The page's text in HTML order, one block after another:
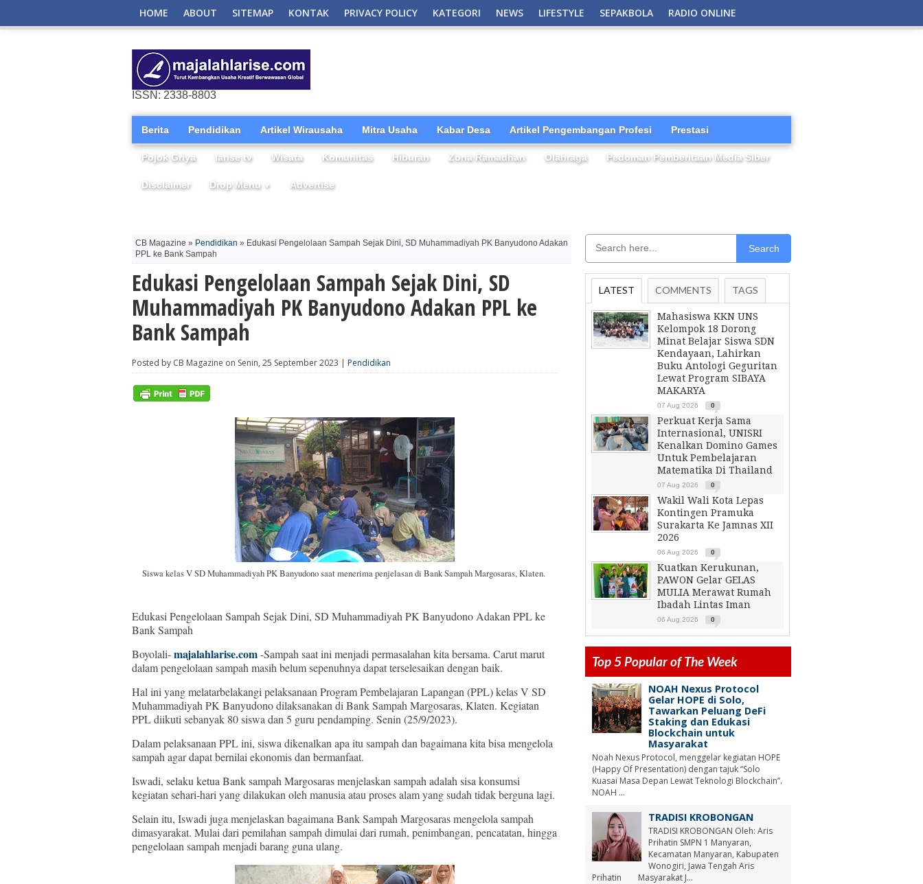
HOME ABOUT SITEMAP KONTAK PRIVACY POLICY KATEGORI NEWS LIFESTYLE SEPAKBOLA RADIO ONLINE
ISSN: 2338-8803
Berita Pendidikan Artikel Wirausaha Mitra Usaha Kabar Desa Artikel Pengembangan Profesi Prestasi
Pojok Griya larise tv Wisata Komunitas Hiburan Zona Ramadhan Olahraga Pedoman Pemberitaan Media Siber
Disclaimer Drop Menu ▼ Advertise
CB Magazine » Pendidikan » Edukasi Pengelolaan Sampah Sejak Dini, SD Muhammadiyah PK Banyudono Adakan
PPL ke Bank Sampah
Edukasi Pengelolaan Sampah Sejak Dini, SD
Muhammadiyah PK Banyudono Adakan PPL ke
Bank Sampah
Posted by CB Magazine on Senin, 25 September 2023 | Pendidikan
Siswa kelas V SD Muhammadiyah PK Banyudono saat menerima penjelasan di Bank Sampah Margosaras, Klaten.
Edukasi Pengelolaan Sampah Sejak Dini, SD Muhammadiyah PK Banyudono Adakan PPL ke
Bank Sampah
Boyolali-majalahlarise.com-Sampah saat ini menjadi permasalahan kita bersama. Carut marut
dalam pengelolaan sampah masih belum sepenuhnya dapat terselesaikan dengan baik.
Hal ini yang melatarbelakangi pelaksanaan Program Pembelajaran Lapangan (PPL) kelas V SD
Muhammadiyah PK Banyudono dilaksanakan di Bank Sampah Margosaras, Klaten. Kegiatan
PPL diikuti sebanyak 80 siswa dan 5 guru pendamping. Senin (25/9/2023).
Dalam pelaksanaan PPL ini, siswa dikenalkan apa itu sampah dan bagaimana kita bisa mengelola
sampah agar dapat bernilai ekonomis dan bermanfaat.
Iswadi, selaku ketua Bank sampah Margosaras menjelaskan sampah adalah sisa konsumsi
kegiatan sehari-hari yang dilakukan oleh manusia atau proses alam yang sudah tidak berguna lagi.
Selain itu, Iswadi juga menjelaskan bagaimana Bank Sampah Margosaras mengelola sampah
dimasyarakat. Mulai dari pemilahan sampah dimulai dari rumah, penimbangan, pencatatan, hingga
pengelolaan sampah menjadi barang guna ulang.
Search
LATEST COMMENTS TAGS
Mahasiswa KKN UNS
Kelompok 18 Dorong
Minat Belajar Siswa SDN
Kendayaan, Lahirkan
Buku Antologi Geguritan
Lewat Program SIBAYA
MAKARYA
07 Aug 2026 0
Perkuat Kerja Sama
Internasional, UNISRI
Kenalkan Domino Games
Untuk Pembelajaran
Matematika Di Thailand
07 Aug 2026 0
Wakil Wali Kota Lepas
Kontingen Pramuka
Surakarta Ke Jamnas XII
2026
06 Aug 2026 0
Kuatkan Kerukunan,
PAWON Gelar GELAS
MULIA Merawat Rumah
Ibadah Lintas Iman
06 Aug 2026 0
Top 5 Popular of The Week
NOAH Nexus Protocol
Gelar HOPE di Solo,
Tawarkan Peluang DeFi
Staking dan Edukasi
Blockchain untuk
Masyarakat
Noah Nexus Protocol, menggelar kegiatan HOPE
(Happy Of Presentation) dengan tajuk “Solo
Kuasai Masa Depan Lewat Teknologi Blockchain”.
NOAH ...
TRADISI KROBONGAN
TRADISI KROBONGAN Oleh: Aris
Prihatin SMPN 1 Manyaran,
Kecamatan Manyaran, Kabupaten
Wonogiri, Jawa Tengah Aris
Prihatin Masyarakat J...